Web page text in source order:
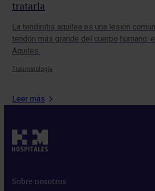
tratarla
La tendinitis aquílea es una lesión
tendón más grande del cuerpo humano:
Aquiles.
Traumatología
Leer más
Sobre nosotros